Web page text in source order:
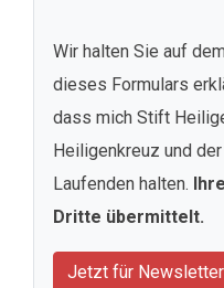
Wir halten Sie auf
dieses Formulars
dass mich Stift
Heiligenkreuz und
Laufenden halten.
Dritte übermittelt.
Jetzt für